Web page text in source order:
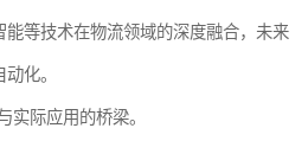
能等技术在物流领域的深度融合，未来
化。
实际应用的桥梁。